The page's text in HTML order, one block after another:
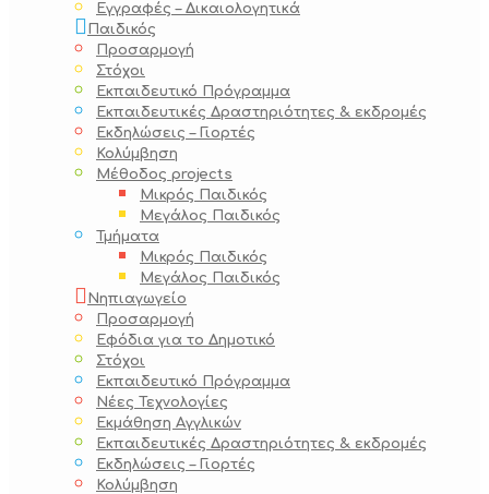
Εγγραφές – Δικαιολογητικά
Παιδικός
Προσαρμογή
Στόχοι
Εκπαιδευτικό Πρόγραμμα
Εκπαιδευτικές Δραστηριότητες & εκδρομές
Εκδηλώσεις – Γιορτές
Κολύμβηση
Μέθοδος projects
Μικρός Παιδικός
Μεγάλος Παιδικός
Τμήματα
Μικρός Παιδικός
Μεγάλος Παιδικός
Νηπιαγωγείο
Προσαρμογή
Εφόδια για το Δημοτικό
Στόχοι
Εκπαιδευτικό Πρόγραμμα
Νέες Τεχνολογίες
Εκμάθηση Αγγλικών
Εκπαιδευτικές Δραστηριότητες & εκδρομές
Εκδηλώσεις – Γιορτές
Κολύμβηση